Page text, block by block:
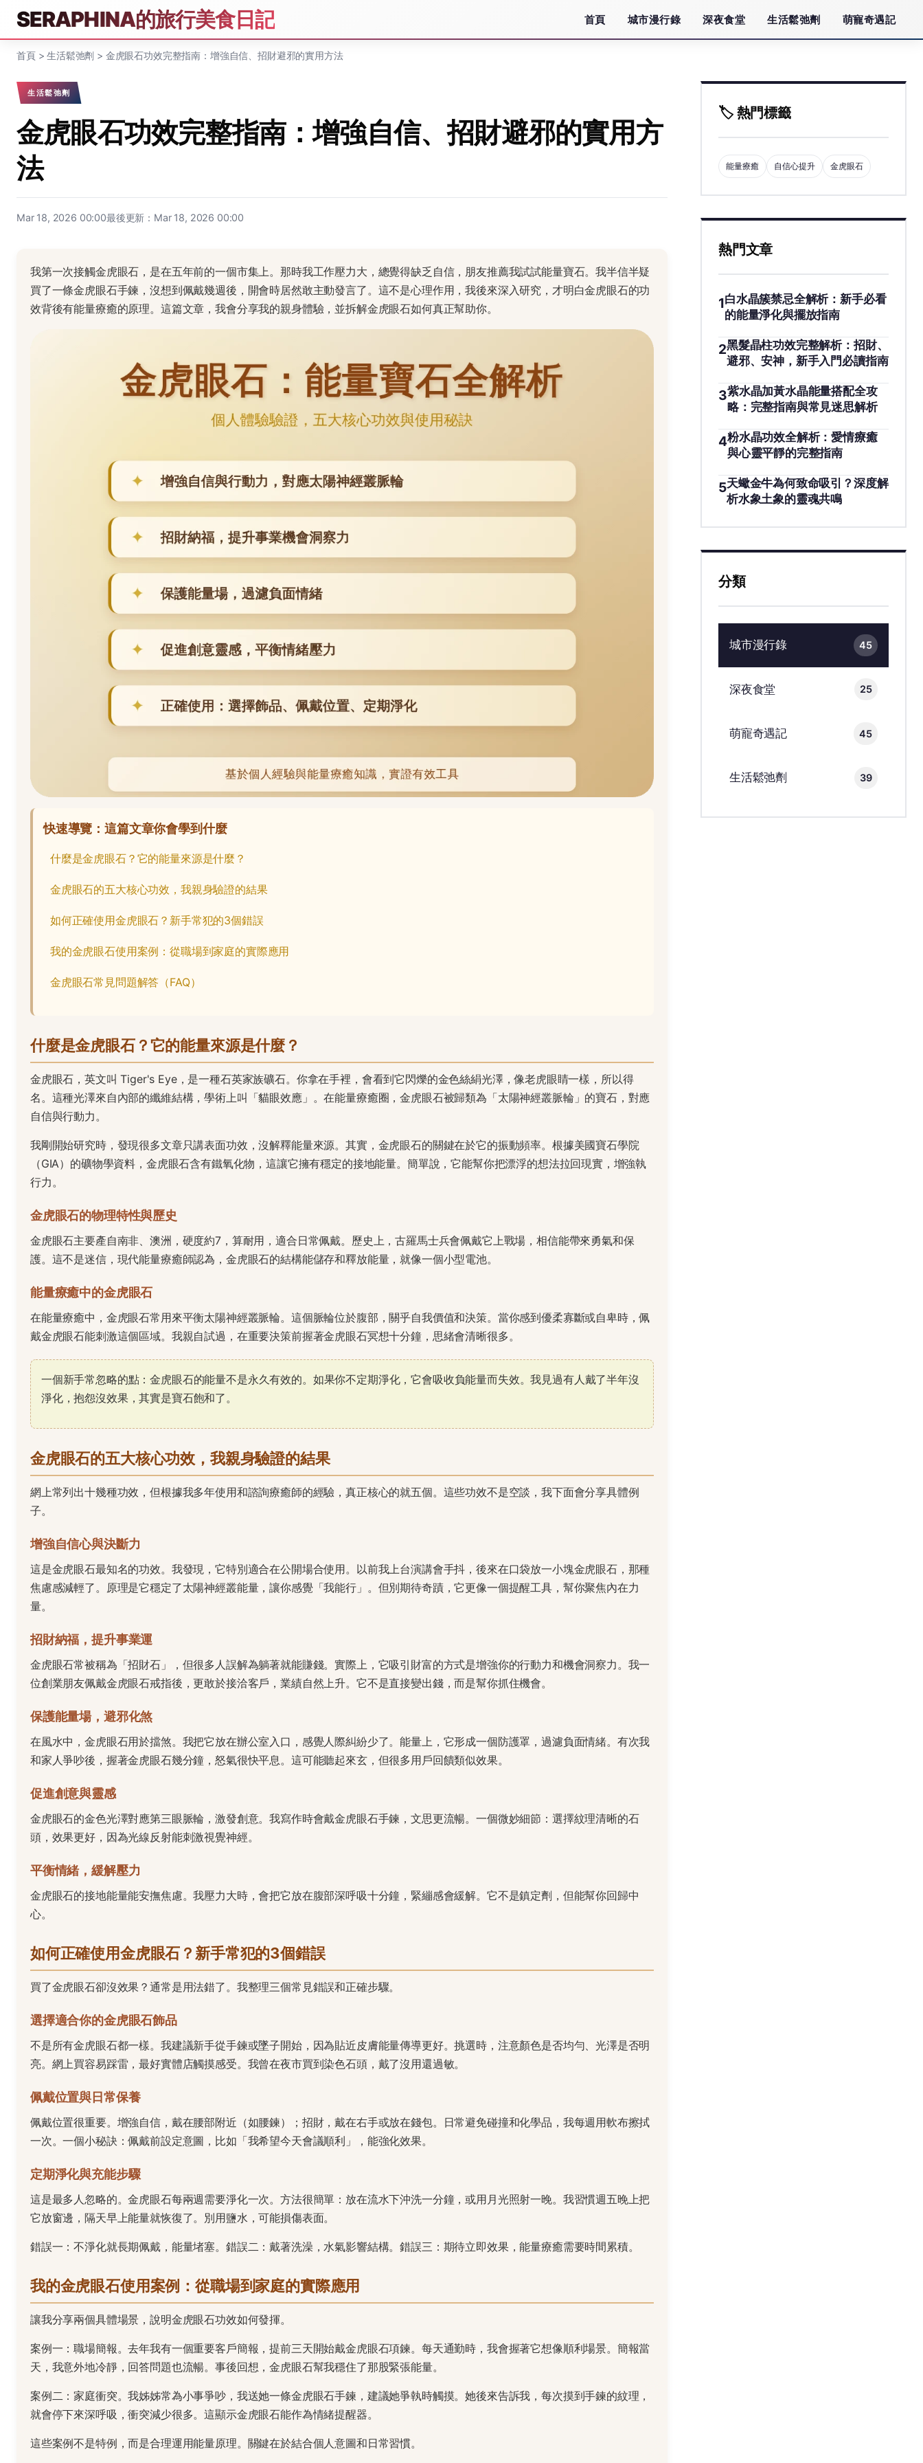
SERAPHINA的旅行美食日記 首頁 城市漫行錄 深夜食堂 生活鬆弛劑 萌寵奇遇記
首頁>生活鬆弛劑 > 金虎眼石功效完整指南：增強自信、招財避邪的實用方法
生活鬆弛劑
金虎眼石功效完整指南：增強自信、招財避邪的實用方
法
Mar 18, 2026 00:00最後更新：Mar 18, 2026 00:00
我第一次接觸金虎眼石，是在五年前的一個市集上。那時我工作壓力大，總覺得缺乏自信，朋友推薦我試試能量寶石。我半信半疑
買了一條金虎眼石手鍊，沒想到佩戴幾週後，開會時居然敢主動發言了。這不是心理作用，我後來深入研究，才明白金虎眼石的功
效背後有能量療癒的原理。這篇文章，我會分享我的親身體驗，並拆解金虎眼石如何真正幫助你。
快速導覽：這篇文章你會學到什麼
什麼是金虎眼石？它的能量來源是什麼？
金虎眼石的五大核心功效，我親身驗證的結果
如何正確使用金虎眼石？新手常犯的3個錯誤
我的金虎眼石使用案例：從職場到家庭的實際應用
金虎眼石常見問題解答（FAQ）
什麼是金虎眼石？它的能量來源是什麼？
金虎眼石，英文叫 Tiger's Eye，是一種石英家族礦石。你拿在手裡，會看到它閃爍的金色絲絹光澤，像老虎眼睛一樣，所以得
名。這種光澤來自內部的纖維結構，學術上叫「貓眼效應」。在能量療癒圈，金虎眼石被歸類為「太陽神經叢脈輪」的寶石，對應
自信與行動力。
我剛開始研究時，發現很多文章只講表面功效，沒解釋能量來源。其實，金虎眼石的關鍵在於它的振動頻率。根據美國寶石學院
（GIA）的礦物學資料，金虎眼石含有鐵氧化物，這讓它擁有穩定的接地能量。簡單說，它能幫你把漂浮的想法拉回現實，增強執
行力。
金虎眼石的物理特性與歷史
金虎眼石主要產自南非、澳洲，硬度約7，算耐用，適合日常佩戴。歷史上，古羅馬士兵會佩戴它上戰場，相信能帶來勇氣和保
護。這不是迷信，現代能量療癒師認為，金虎眼石的結構能儲存和釋放能量，就像一個小型電池。
能量療癒中的金虎眼石
在能量療癒中，金虎眼石常用來平衡太陽神經叢脈輪。這個脈輪位於腹部，關乎自我價值和決策。當你感到優柔寡斷或自卑時，佩
戴金虎眼石能刺激這個區域。我親自試過，在重要決策前握著金虎眼石冥想十分鐘，思緒會清晰很多。
一個新手常忽略的點：金虎眼石的能量不是永久有效的。如果你不定期淨化，它會吸收負能量而失效。我見過有人戴了半年沒
淨化，抱怨沒效果，其實是寶石飽和了。
金虎眼石的五大核心功效，我親身驗證的結果
網上常列出十幾種功效，但根據我多年使用和諮詢療癒師的經驗，真正核心的就五個。這些功效不是空談，我下面會分享具體例
子。
增強自信心與決斷力
這是金虎眼石最知名的功效。我發現，它特別適合在公開場合使用。以前我上台演講會手抖，後來在口袋放一小塊金虎眼石，那種
焦慮感減輕了。原理是它穩定了太陽神經叢能量，讓你感覺「我能行」。但別期待奇蹟，它更像一個提醒工具，幫你聚焦內在力
量。
招財納福，提升事業運
金虎眼石常被稱為「招財石」，但很多人誤解為躺著就能賺錢。實際上，它吸引財富的方式是增強你的行動力和機會洞察力。我一
位創業朋友佩戴金虎眼石戒指後，更敢於接洽客戶，業績自然上升。它不是直接變出錢，而是幫你抓住機會。
保護能量場，避邪化煞
在風水中，金虎眼石用於擋煞。我把它放在辦公室入口，感覺人際糾紛少了。能量上，它形成一個防護罩，過濾負面情緒。有次我
和家人爭吵後，握著金虎眼石幾分鐘，怒氣很快平息。這可能聽起來玄，但很多用戶回饋類似效果。
促進創意與靈感
金虎眼石的金色光澤對應第三眼脈輪，激發創意。我寫作時會戴金虎眼石手鍊，文思更流暢。一個微妙細節：選擇紋理清晰的石
頭，效果更好，因為光線反射能刺激視覺神經。
平衡情緒，緩解壓力
金虎眼石的接地能量能安撫焦慮。我壓力大時，會把它放在腹部深呼吸十分鐘，緊繃感會緩解。它不是鎮定劑，但能幫你回歸中
心。
如何正確使用金虎眼石？新手常犯的3個錯誤
買了金虎眼石卻沒效果？通常是用法錯了。我整理三個常見錯誤和正確步驟。
選擇適合你的金虎眼石飾品
不是所有金虎眼石都一樣。我建議新手從手鍊或墜子開始，因為貼近皮膚能量傳導更好。挑選時，注意顏色是否均勻、光澤是否明
亮。網上買容易踩雷，最好實體店觸摸感受。我曾在夜市買到染色石頭，戴了沒用還過敏。
佩戴位置與日常保養
佩戴位置很重要。增強自信，戴在腰部附近（如腰鍊）；招財，戴在右手或放在錢包。日常避免碰撞和化學品，我每週用軟布擦拭
一次。一個小秘訣：佩戴前設定意圖，比如「我希望今天會議順利」，能強化效果。
定期淨化與充能步驟
這是最多人忽略的。金虎眼石每兩週需要淨化一次。方法很簡單：放在流水下沖洗一分鐘，或用月光照射一晚。我習慣週五晚上把
它放窗邊，隔天早上能量就恢復了。別用鹽水，可能損傷表面。
錯誤一：不淨化就長期佩戴，能量堵塞。錯誤二：戴著洗澡，水氣影響結構。錯誤三：期待立即效果，能量療癒需要時間累積。
我的金虎眼石使用案例：從職場到家庭的實際應用
讓我分享兩個具體場景，說明金虎眼石功效如何發揮。
案例一：職場簡報。去年我有一個重要客戶簡報，提前三天開始戴金虎眼石項鍊。每天通勤時，我會握著它想像順利場景。簡報當
天，我意外地冷靜，回答問題也流暢。事後回想，金虎眼石幫我穩住了那股緊張能量。
案例二：家庭衝突。我姊姊常為小事爭吵，我送她一條金虎眼石手鍊，建議她爭執時觸摸。她後來告訴我，每次摸到手鍊的紋理，
就會停下來深呼吸，衝突減少很多。這顯示金虎眼石能作為情緒提醒器。
這些案例不是特例，而是合理運用能量原理。關鍵在於結合個人意圖和日常習慣。
🏷️ 熱門標籤
能量療癒 自信心提升 金虎眼石
熱門文章
1白水晶簇禁忌全解析：新手必看
的能量淨化與擺放指南
2黑髮晶柱功效完整解析：招財、
避邪、安神，新手入門必讀指南
3紫水晶加黃水晶能量搭配全攻
略：完整指南與常見迷思解析
4粉水晶功效全解析：愛情療癒
與心靈平靜的完整指南
5天蠍金牛為何致命吸引？深度解
析水象土象的靈魂共鳴
分類
城市漫行錄 45
深夜食堂 25
萌寵奇遇記 45
生活鬆弛劑 39